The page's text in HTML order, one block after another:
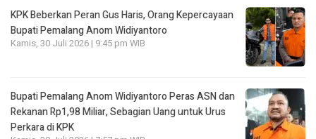
KPK Beberkan Peran Gus Haris, Orang Kepercayaan
Bupati Pemalang Anom Widiyantoro
Kamis, 30 Juli 2026 | 9:45 pm WIB
Bupati Pemalang Anom Widiyantoro Peras ASN dan
Rekanan Rp1,98 Miliar, Sebagian Uang untuk Urus
Perkara di KPK